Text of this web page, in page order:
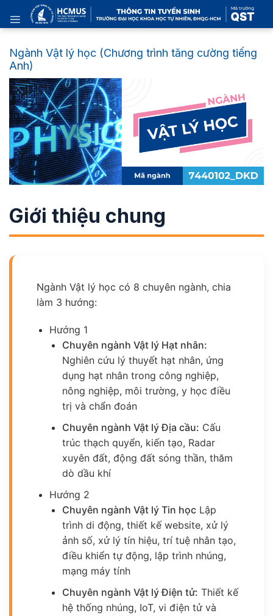
content
Ngành Vật lý học (Chương trình tăng cường tiếng
Anh)
Giới thiệu chung
Ngành Vật lý học có 8 chuyên ngành, chia
làm 3 hướng:
Hướng 1
Chuyên ngành Vật lý Hạt nhân:
Nghiên cứu lý thuyết hạt nhân, ứng
dụng hạt nhân trong công nghiệp,
nông nghiệp, môi trường, y học điều
trị và chẩn đoán
Chuyên ngành Vật lý Địa cầu: Cấu
trúc thạch quyển, kiến tạo, Radar
xuyên đất, động đất sóng thần, thăm
dò dầu khí
Hướng 2
Chuyên ngành Vật lý Tin họcLập
trình di động, thiết kế website, xử lý
ảnh số, xử lý tín hiệu, trí tuệ nhân tạo,
điều khiển tự động, lập trình nhúng,
mạng máy tính
Chuyên ngành Vật lý Điện tử: Thiết kế
hệ thống nhúng, IoT, vi điện tử và